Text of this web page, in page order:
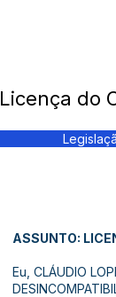
Licença do
ASSUNTO:
Eu, CLÁUDIO